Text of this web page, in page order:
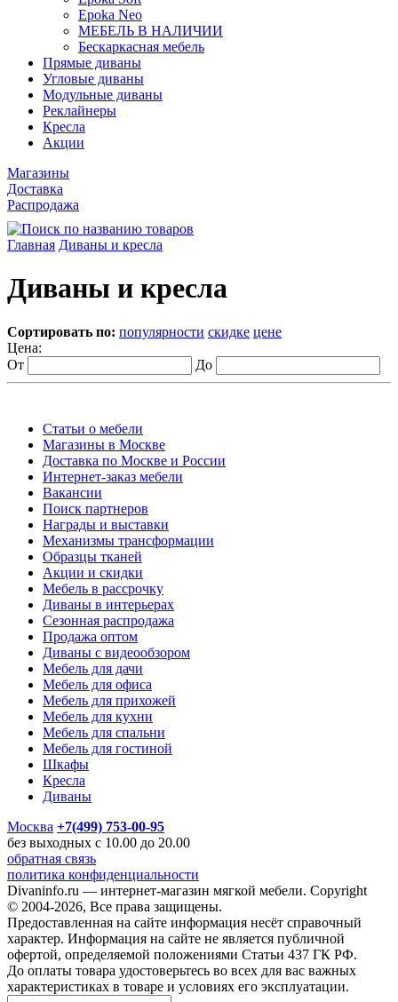
Epoka Neo
МЕБЕЛЬ В НАЛИЧИИ
Бескаркасная мебель
Прямые диваны
Угловые диваны
Модульные диваны
Реклайнеры
Кресла
Акции
Магазины
Доставка
Распродажа
Главная Диваны и кресла
Диваны и кресла
Сортировать по: популярности скидке цене
Цена:
От
До
Статьи о мебели
Магазины в Москве
Доставка по Москве и России
Интернет-заказ мебели
Вакансии
Поиск партнеров
Награды и выставки
Механизмы трансформации
Образцы тканей
Акции и скидки
Мебель в рассрочку
Диваны в интерьерах
Сезонная распродажа
Продажа оптом
Диваны с видеообзором
Мебель для дачи
Мебель для офиса
Мебель для прихожей
Мебель для кухни
Мебель для спальни
Мебель для гостиной
Шкафы
Кресла
Диваны
Москва +7(499) 753-00-95
без выходных с 10.00 до 20.00
обратная связь
политика конфиденциальности
Divaninfo.ru — интернет-магазин мягкой мебели. Copyright
© 2004-2026, Все права защищены.
Предоставленная на сайте информация несёт справочный
характер. Информация на сайте не является публичной
офертой, определяемой положениями Статьи 437 ГК РФ.
До оплаты товара удостоверьтесь во всех для вас важных
характеристиках в товаре и условиях его эксплуатации.